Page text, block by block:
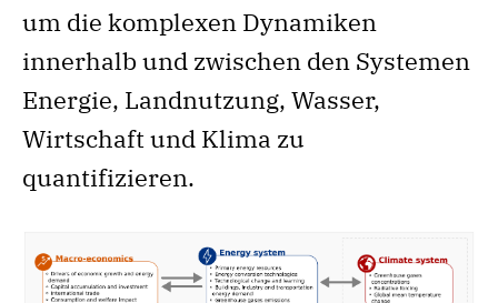
um die komplexen Dynamiken
innerhalb und zwischen den Systemen
Energie, Landnutzung, Wasser,
Wirtschaft und Klima zu
quantifizieren.